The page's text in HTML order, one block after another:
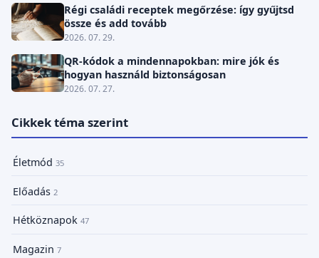
Régi családi receptek megőrzése: így gyűjtsd
össze és add tovább
2026. 07. 29.
QR-kódok a mindennapokban: mire jók és
hogyan használd biztonságosan
2026. 07. 27.
Cikkek téma szerint
Életmód 35
Előadás 2
Hétköznapok 47
Magazin 7